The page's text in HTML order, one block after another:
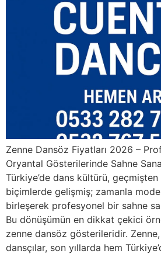
Zenne Dansöz Fiyatları 2026 –
Oryantal Gösterilerinde Sahne
Türkiye’de dans kültürü,
biçimlerde gelişmiş; zamanla
birleşerek profesyonel bir sahne
Bu dönüşümün en dikkat çekici
zenne dansöz gösterileridir.
dansçılar, son yıllarda hem